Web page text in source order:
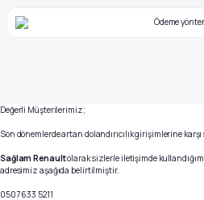
Değerli Müşterilerimiz;
Son dönemlerde artan dolandırıcılık girişimlerine
Sağlam Renaultolarak sizlerle iletişimde
adresimiz aşağıda belirtilmiştir.
0507 633 5211